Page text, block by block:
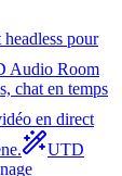
pour
Audio Room
chat en temps
en direct
UTD